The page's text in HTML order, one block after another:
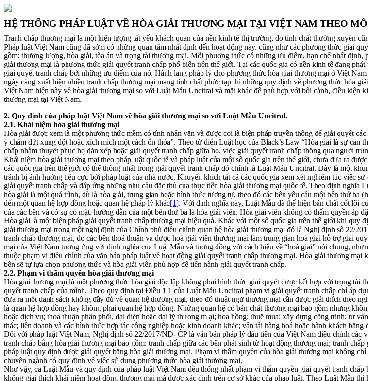
HỆ THỐNG PHÁP LUẬT VỀ HÒA GIẢI THƯƠNG MẠI TẠI VIỆT NAM THEO
Tranh chấp thương mại là một hiện tượng tất yếu khách quan của nền kinh tế thị trường, do tính chất thường xuyên
Pháp luật Việt Nam cũng đã sớm có những quan tâm nhất định đến hoạt động này, cũng như các phương thức giải
gồm: thương lượng, hòa giải, tòa án và trọng tài thương mại. Mỗi phương thức có những ưu điểm, hạn chế nhất
giải thương mại là phương thức giải quyết tranh chấp phổ biến trên thế giới. Tại các quốc gia có nền kinh tế đang
giải quyết tranh chấp bởi những ưu điểm của nó. Hành lang pháp lý cho phương thức hòa giải thương mại ở Việt
ngày càng xuất hiện nhiều tranh chấp thương mại mang tính chất phức tạp thì những quy định về phương thức hòa
Việt Nam hiện này về hòa giải thương mại so với Luật Mẫu Uncitral và mặt khác để phù hợp với bối cảnh, điều kiện
thương mại tại Việt Nam.
2. Quy định của pháp luật Việt Nam về hòa giải thương mại so với Luật Mẫu Uncitral.
2.1. Khái niệm hòa giải thương mại
Hòa giải được xem là một phương thức mềm có tính nhân văn và được coi là biện pháp truyền thống để giải quyết
ý chấm dứt xung đột hoặc xích mích một cách ổn thỏa”. Theo từ điển Luật học của Black’s Law “Hòa giải là sự
chấp nhằm thuyết phục họ dàn xếp hoặc giải quyết tranh chấp giữa họ, việc giải quyết tranh chấp thông qua người
Khái niệm hòa giải thương mại theo pháp luật quốc tế và pháp luật của một số quốc gia trên thế giới, chưa đưa ra
các quốc gia trên thế giới có thể thống nhất trong giải quyết tranh chấp đó chính là Luật Mẫu Uncitral. Đây là một
tránh bị ảnh hưởng tiêu cực bởi pháp luật của nhà nước. Khuyến khích tất cả các quốc gia xem xét nghiêm túc việc
giải quyết tranh chấp và đáp ứng những nhu cầu đặc thù của thực tiễn hòa giải thương mại quốc tế. Theo định
hòa giải là một quá trình, dù là hòa giải, trung gian hoặc hình thức tương tự, theo đó các bên yêu cầu một bên thứ ba
đến một quan hệ hợp đồng hoặc quan hệ pháp lý khác[1]. Với định nghĩa này, Luật Mẫu đã thể hiện bản chất cốt lõi
của các bên và có sự có mặt, hướng dẫn của một bên thứ ba là hòa giải viên. Hòa giải viên không có thẩm quyền áp
Hòa giải là một biện pháp giải quyết tranh chấp thương mại hiệu quả. Khác với một số quốc gia trên thế giới khi quy
giải thương mại trong một nghị định của Chính phủ điều chỉnh quan hệ hòa giải thương mại đó là Nghị định số 22/
tranh chấp thương mại, do các bên thoả thuận và được hoà giải viên thương mại làm trung gian hoà giải hỗ trợ giải
mại của Việt Nam tương ứng với định nghĩa của Luật Mẫu và tương đồng với cách hiểu về “hoà giải” nói chung,
thuộc phạm vi điều chỉnh của văn bản pháp luật về hoạt động giải quyết tranh chấp thương mại. Hòa giải thương
bên sẽ tự lựa chọn phương thức và hòa giải viên phù hợp để tiến hành giải quyết tranh chấp.
2.2. Phạm vi thẩm quyền hòa giải thương mại
Hòa giải thương mại là một phương thức hòa giải độc lập không phải hình thức giải quyết được kết hợp với trọng tài
quyết tranh chấp của mình. Theo quy định tại Điều 1.1 của Luật Mẫu Uncitral phạm vi giải quyết tranh chấp chỉ áp
đưa ra một danh sách không đầy đủ về quan hệ thương mại, theo đó thuật ngữ thương mại cần được giải thích theo
là quan hệ hợp đồng hay không phải quan hệ hợp đồng. Những quan hệ có bản chất thương mại bao gồm nhưng
hoặc dịch vụ; thoả thuận phân phối, đại diện hoặc đại lý thương m ại; hoa hồng; thuê mua; xây dựng công trình; tư
thác; liên doanh và các hình thức hợp tác công nghiệp hoặc kinh doanh khác; vận tải hàng hoá hoặc hành khách
Đối với pháp luật Việt Nam, Nghị định số 22/2017/NĐ- CP là văn bản pháp lý đầu tiên của Việt Nam điều chỉnh
tranh chấp bằng hòa giải thương mại bao gồm: tranh chấp giữa các bên phát sinh từ hoạt động thương mại; tranh
pháp luật quy định được giải quyết bằng hòa giải thương mại. Phạm vi thẩm quyền của hòa giải thương mại không
chuyên ngành có quy định về việc sử dụng phương thức hòa giải thương mại.
Như vậy, cả Luật Mẫu và quy định của pháp luật Việt Nam đều thống nhất phạm vi thẩm quyền giải quyết tranh
không giải thích khái niệm hoạt động thương mại mà được xác định trên cơ sở khác của pháp luật. Theo Luật Mẫu